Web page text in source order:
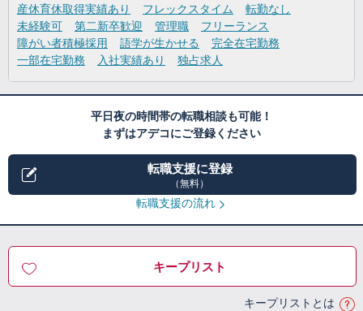
産休育休取得実績あり
フレックスタイム
転勤なし
未経験可
第二新卒歓迎 管理職
フリーランス
障がい者積極採用
語学が生かせる
完全在宅勤務
一部在宅勤務
入社実績あり 独占求人
平日夜の時間帯の転職相談も可能！
まずはアデコにご登録ください
転職支援に登録
（無料）
転職支援の流れ
キープリスト
キープリストとは